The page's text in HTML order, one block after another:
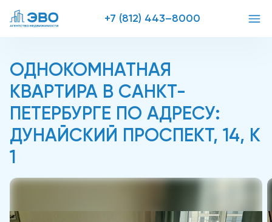
+7 (812) 443–8000
ОДНОКОМНАТНАЯ
КВАРТИРА В САНКТ-
ПЕТЕРБУРГЕ ПО АДРЕСУ:
ДУНАЙСКИЙ ПРОСПЕКТ, 14, К
1